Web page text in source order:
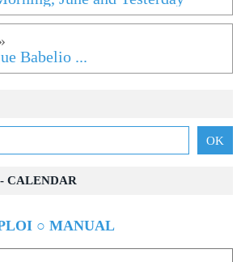
Babelio ...
CALENDAR
○ MANUAL